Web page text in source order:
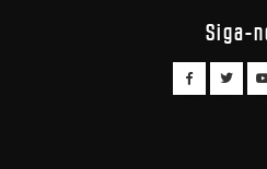
Siga-